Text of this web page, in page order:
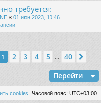
требуется:
« 01 июн 2023, 10:46
из 40
1 2 3 4 5 40
Перейти
Часовой пояс: UTC+03:00
cookies